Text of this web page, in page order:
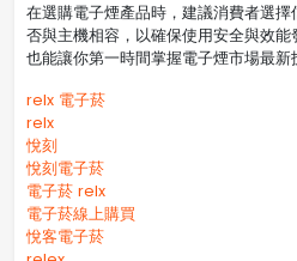
在選購電子煙產品時，建議消費者選
否與主機相容，以確保使用安全與效能
也能讓你第一時間掌握電子煙市場最新
relx 電子菸
relx
悅刻
悅刻電子菸
電子菸 relx
電子菸線上購買
悅客電子菸